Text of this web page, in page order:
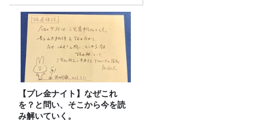
【プレ金ナイト】なぜこれ
を？と問い、そこから今を読
み解いていく。